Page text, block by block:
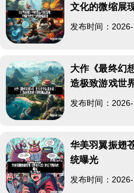
文化的微缩展
发布时间：
大作《最终幻
造极致游戏世
发布时间：
华美羽翼振翅
统曝光
发布时间：